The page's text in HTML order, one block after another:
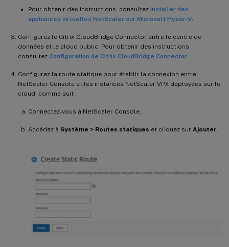
Pour obtenir des instructions, consultez Installer des
appliances virtuelles NetScaler sur Microsoft Hyper-V.
Configurez le Citrix CloudBridge Connector entre le centre de
données et le cloud public. Pour obtenir des instructions,
consultez Configuration de Citrix CloudBridge Connector.
Configurez la route statique pour établir la connexion entre
NetScaler Console et les instances NetScaler VPX déployées sur le
cloud, comme suit :
Connectez-vous à NetScaler Console.
Accédez à Système > Routes statiques et cliquez sur Ajouter.